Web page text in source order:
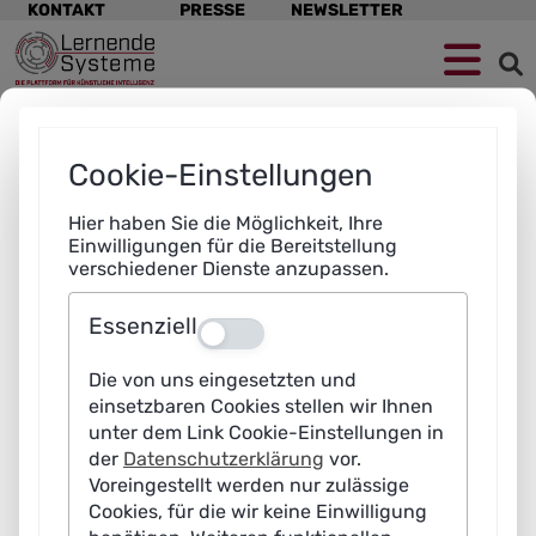
Zur
Navigation
springen
Zum
Hauptinhalt
springen
Zum
Footer
springen
Navigation
überspringen
KONTAKT PRESSE NEWSLETTER
Cookie-Einstellungen
Hier haben Sie die Möglichkeit, Ihre
Einwilligungen für die Bereitstellung
verschiedener Dienste anzupassen.
Essenziell Aus
Die von uns eingesetzten und
einsetzbaren Cookies stellen wir Ihnen
unter dem Link Cookie-Einstellungen in
der Datenschutzerklärung vor.
Voreingestellt werden nur zulässige
Cookies, für die wir keine Einwilligung